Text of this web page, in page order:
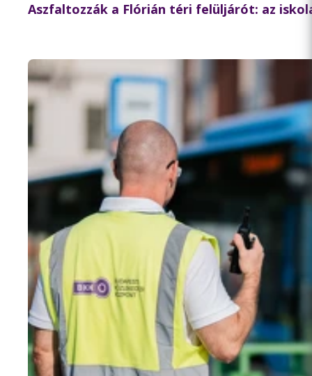
Aszfaltozzák a Flórián téri felüljárót: az